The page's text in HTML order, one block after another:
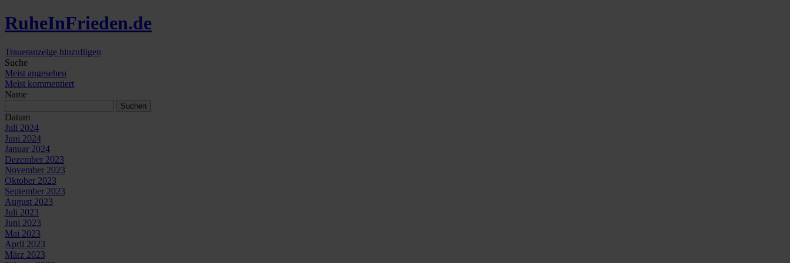
RuheInFrieden.de
Traueranzeige hinzufügen
Suche
Meist angesehen
Meist kommentiert
Name
Datum
Juli 2024
Juni 2024
Januar 2024
Dezember 2023
November 2023
Oktober 2023
September 2023
August 2023
Juli 2023
Juni 2023
Mai 2023
April 2023
März 2023